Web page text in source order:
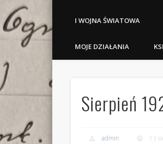
I WOJNA ŚWIATOWA
MOJE DZIAŁANIA
Sierpień
admin 13